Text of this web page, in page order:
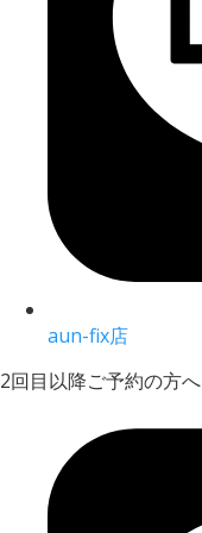
aun-fix店
2回目以降ご予約の方へ